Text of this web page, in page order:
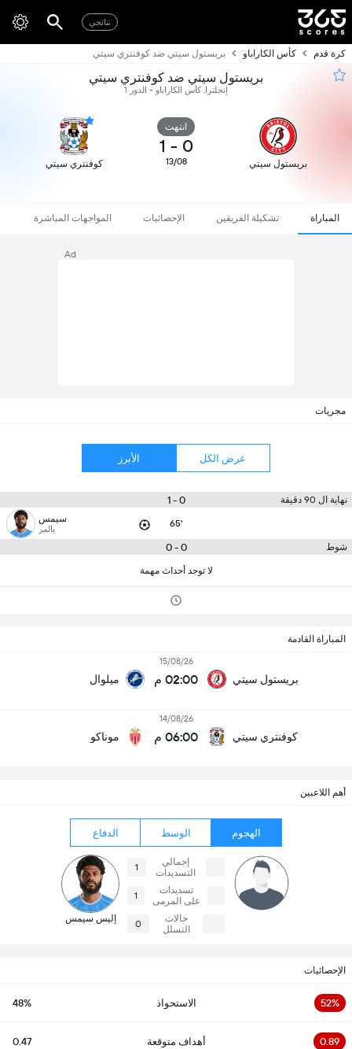
نتائجي
كرة قدم كأس الكاراباو بريستول سيتي ضد كوفنتري سيتي
بريستول سيتي ضد كوفنتري سيتي
إنجلترا, كأس الكاراباو - الدور 1
بريستول سيتي
انتهت
0
-
1
13/08 كوفنتري سيتي
المباراة تشكيلة الفريقين الإحصائيات المواجهات المباشرة
Ad
مجريات
عرض الكل الأبرز
نهاية ال 90 دقيقة 0 - 1
65' سيمس
بالمر
شوط 0 - 0
لا توجد أحداث مهمة
المباراة القادمة
بريستول سيتي
15/08/26
02:00 م ميلوال
كوفنتري سيتي
14/08/26
06:00 م موناكو
أهم اللاعبين
الهجوم الوسط الدفاع
إجمالي
التسديدات
1
تسديدات
على المرمى
1
حالات
التسلل
0 إليس سيمس
الإحصائيات
52% الاستحواذ 48%
0.89 أهداف متوقعة 0.47